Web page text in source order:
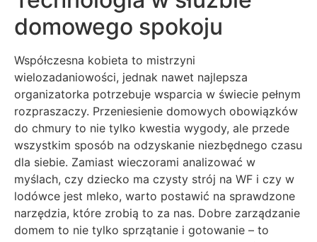
domowego spokoju
Współczesna kobieta to mistrzyni
wielozadaniowości, jednak nawet najlepsza
organizatorka potrzebuje wsparcia w świecie pełnym
rozpraszaczy. Przeniesienie domowych obowiązków
do chmury to nie tylko kwestia wygody, ale przede
wszystkim sposób na odzyskanie niezbędnego czasu
dla siebie. Zamiast wieczorami analizować w
myślach, czy dziecko ma czysty strój na WF i czy w
lodówce jest mleko, warto postawić na sprawdzone
narzędzia, które zrobią to za nas. Dobre zarządzanie
domem to nie tylko sprzątanie i gotowanie – to